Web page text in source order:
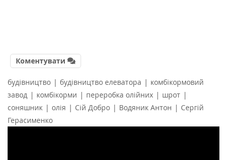
Коментувати
будівництво | будівництво елеватора | комбікормовий
завод | комбікорми | переробка олійних | шрот |
соняшник | олія | Сій Добро | Водяник Антон | Сергій
Герасименко